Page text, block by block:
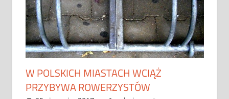
W POLSKICH MIASTACH WCIĄŻ
PRZYBYWA ROWERZYSTÓW